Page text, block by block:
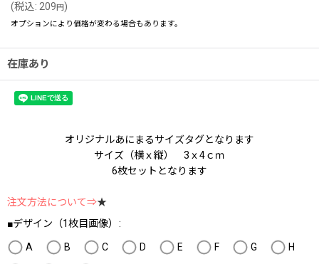
(税込: 209 円 )
オプションにより価格が変わる場合もあります。
在庫あり
オリジナルあにまるサイズタグとなります
サイズ（横ｘ縦） 3ｘ4ｃｍ
6枚セットとなります
注文方法について⇒★
■デザイン（1枚目画像） :
A B C D E F G H